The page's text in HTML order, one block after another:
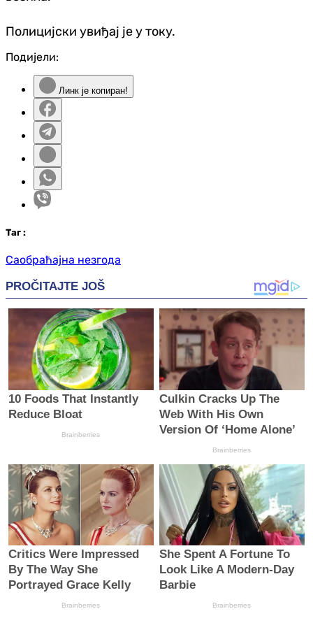
Полицијски увиђај је у току.
Подијели:
Линк је копиран!
Таг :
Саобраћајна незгода